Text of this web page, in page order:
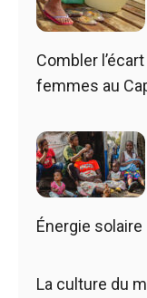
Combler
femmes au
Énergie
La culture du